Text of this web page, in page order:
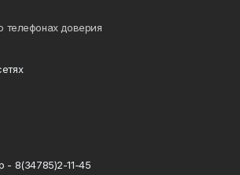
телефонах доверия
- 8(34785)2-11-45